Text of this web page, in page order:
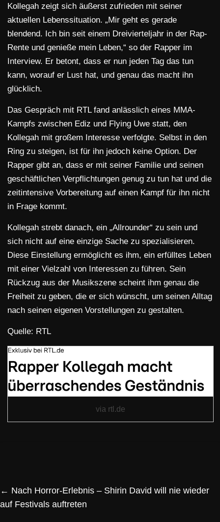
Kollegah zeigt sich äußerst zufrieden mit seiner
aktuellen Lebenssituation. „Mir geht es gerade
blendend. Ich bin seit einem Dreivierteljahr in der Rap-
Rente und genieße mein Leben,“ so der Rapper im
Interview. Er betont, dass er nun jeden Tag das tun
kann, worauf er Lust hat, und genau das macht ihn
glücklich.
Das Gespräch mit RTL fand anlässlich eines MMA-
Kampfs zwischen Ediz und Flying Uwe statt, den
Kollegah mit großem Interesse verfolgte. Selbst in den
Ring zu steigen, ist für ihn jedoch keine Option. Der
Rapper gibt an, dass er mit seiner Familie und seinen
geschäftlichen Verpflichtungen genug zu tun hat und die
zeitintensive Vorbereitung auf einen Kampf für ihn nicht
in Frage kommt.
Kollegah strebt danach, ein „Allrounder“ zu sein und
sich nicht auf eine einzige Sache zu spezialisieren.
Diese Einstellung ermöglicht es ihm, ein erfülltes Leben
mit einer Vielzahl von Interessen zu führen. Sein
Rückzug aus der Musikszene scheint ihm genau die
Freiheit zu geben, die er sich wünscht, um seinen Alltag
nach seinen eigenen Vorstellungen zu gestalten.
Quelle: RTL
via rtl.de
← Nach Horror-Erlebnis – Shirin David will nie wieder
auf Festivals auftreten